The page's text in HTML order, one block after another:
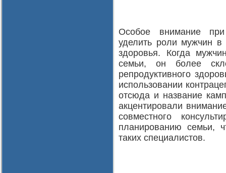
Особое внимание при
уделить роли мужчин в
здоровья. Когда
семьи, он более
репродуктивного
использовании
отсюда и название
акцентировали
совместного
планированию семьи,
таких специалистов.